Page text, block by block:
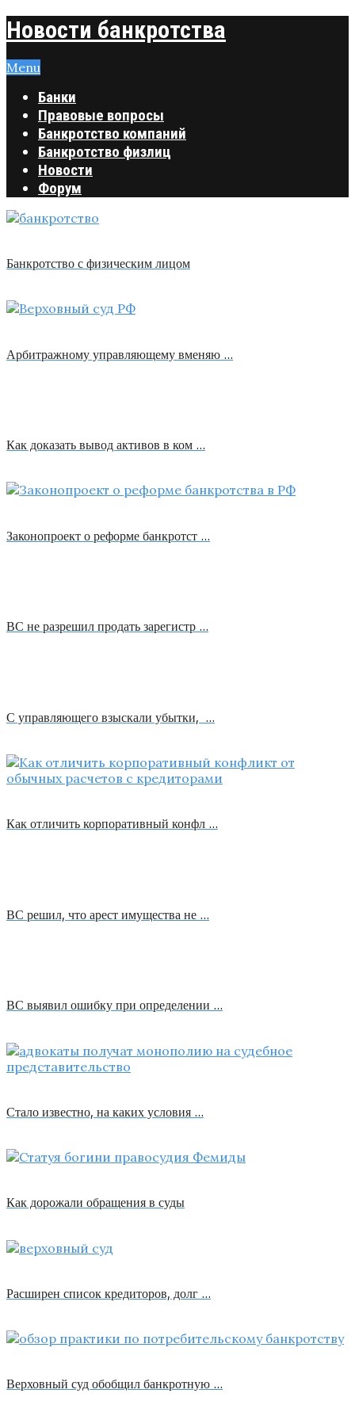
Новости банкротства
Menu
Банки
Правовые вопросы
Банкротство компаний
Банкротство физлиц
Новости
Форум
Банкротство с физическим лицом
Арбитражному управляющему вменяю …
Как доказать вывод активов в ком …
Законопроект о реформе банкротст …
ВС не разрешил продать зарегистр …
С управляющего взыскали убытки, …
Как отличить корпоративный конфл …
ВС решил, что арест имущества не …
ВС выявил ошибку при определении …
Стало известно, на каких условия …
Как дорожали обращения в суды
Расширен список кредиторов, долг …
Верховный суд обобщил банкротную …